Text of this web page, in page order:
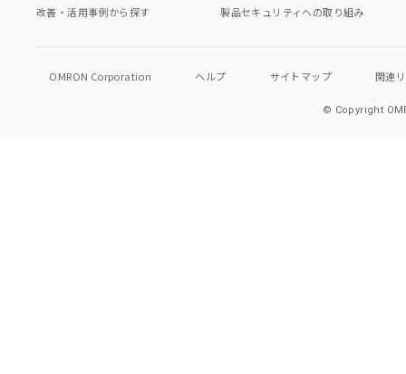
改善・活用事例から探す
製品セキュリティへの取り組み
OMRON Corporation ヘルプ サイトマップ 関連
© Copyright